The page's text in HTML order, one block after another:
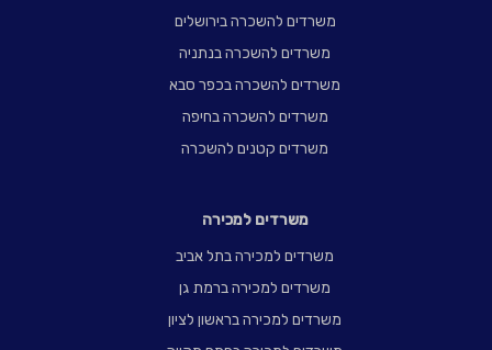
משרדים להשכרה בירושלים
משרדים להשכרה בנתניה
משרדים להשכרה בכפר סבא
משרדים להשכרה בחיפה
משרדים קטנים להשכרה
משרדים למכירה
משרדים למכירה בתל אביב
משרדים למכירה ברמת גן
משרדים למכירה בראשון לציון